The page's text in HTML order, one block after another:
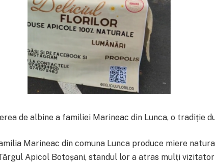
de albine a familiei Marineac din Lunca, o tradiție
Marineac din comuna Lunca produce miere
Apicol Botoșani, standul lor a atras mulți